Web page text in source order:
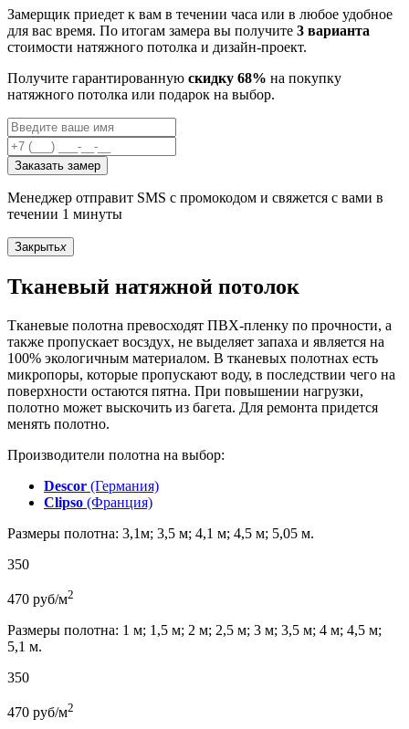
Замерщик приедет к вам в течении часа или в любое удобное
для вас время. По итогам замера вы получите 3 варианта
стоимости натяжного потолка и дизайн-проект.
Получите гарантированную скидку 68% на покупку
натяжного потолка или подарок на выбор.
Заказать замер
Менеджер отправит SMS с промокодом и свяжется с вами в
течении 1 минуты
Закрытьx
Тканевый натяжной потолок
Тканевые полотна превосходят ПВХ-пленку по прочности, а
также пропускает восздух, не выделяет запаха и является на
100% экологичным материалом. В тканевых полотнах есть
микропоры, которые пропускают воду, в последствии чего на
поверхности остаются пятна. При повышении нагрузки,
полотно может выскочить из багета. Для ремонта придется
менять полотно.
Производители полотна на выбор:
Descor (Германия)
Clipso (Франция)
Размеры полотна: 3,1м; 3,5 м; 4,1 м; 4,5 м; 5,05 м.
350
470 руб/м2
Размеры полотна: 1 м; 1,5 м; 2 м; 2,5 м; 3 м; 3,5 м; 4 м; 4,5 м;
5,1 м.
350
470 руб/м2